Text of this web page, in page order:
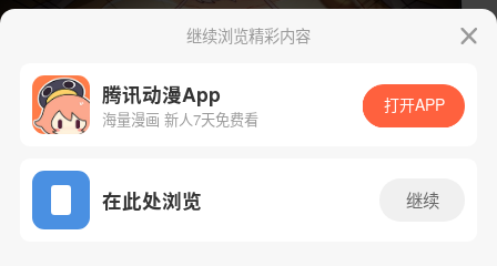
App免费看
继续浏览精彩内容
腾讯动漫App
海量漫画 新人7天免费看
打开APP
在此处浏览 继续